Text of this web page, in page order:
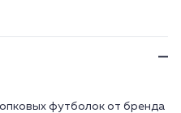
футболок от бренда